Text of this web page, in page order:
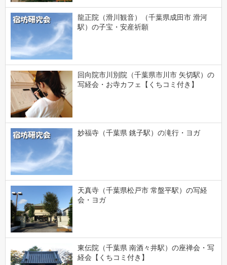
龍正院（滑川観音）（千葉県成田市 滑河
駅）の子宝・安産祈願
回向院市川別院（千葉県市川市 矢切駅）の
写経会・お寺カフェ【くちコミ付き】
妙福寺（千葉県 銚子駅）の滝行・ヨガ
天真寺（千葉県松戸市 常盤平駅）の写経
会・ヨガ
東伝院（千葉県 南酒々井駅）の座禅会・写
経会【くちコミ付き】